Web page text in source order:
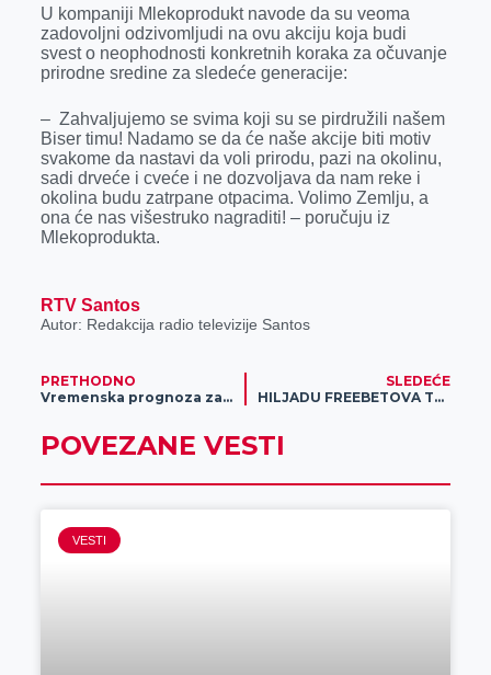
U kompaniji Mlekoprodukt navode da su veoma
zadovoljni odzivomljudi na ovu akciju koja budi
svest o neophodnosti konkretnih koraka za očuvanje
prirodne sredine za sledeće generacije:
– Zahvaljujemo se svima koji su se pirdružili našem
Biser timu! Nadamo se da će naše akcije biti motiv
svakome da nastavi da voli prirodu, pazi na okolinu,
sadi drveće i cveće i ne dozvoljava da nam reke i
okolina budu zatrpane otpacima. Volimo Zemlju, a
ona će nas višestruko nagraditi! – poručuju iz
Mlekoprodukta.
RTV Santos
Autor: Redakcija radio televizije Santos
PRETHODNO
Vremenska prognoza za 23. april
SLEDEĆE
HILJADU FREEBETOVA TE ČEKA SVAKOG DANA!
POVEZANE VESTI
VESTI